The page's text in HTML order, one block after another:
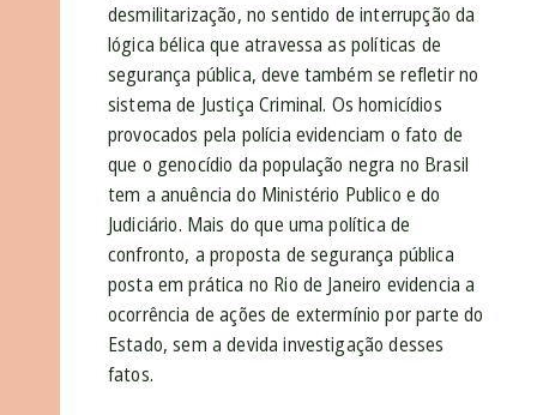
desmilitarização, no sentido de interrupção da
lógica bélica que atravessa as políticas de
segurança pública, deve também se refletir no
sistema de Justiça Criminal. Os homicídios
provocados pela polícia evidenciam o fato de
que o genocídio da população negra no Brasil
tem a anuência do Ministério Publico e do
Judiciário. Mais do que uma política de
confronto, a proposta de segurança pública
posta em prática no Rio de Janeiro evidencia a
ocorrência de ações de extermínio por parte do
Estado, sem a devida investigação desses
fatos.